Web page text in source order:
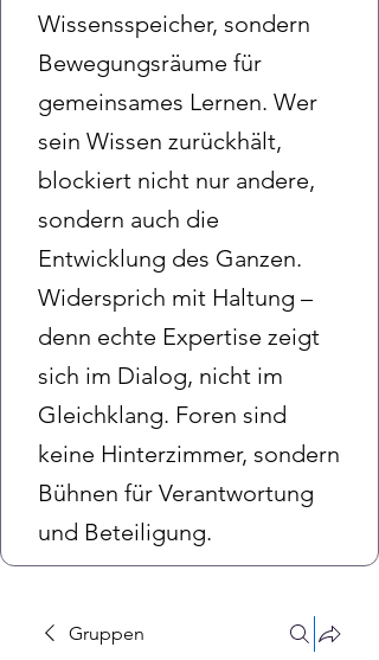
Wissensspeicher, sondern
Bewegungsräume für
gemeinsames Lernen. Wer
sein Wissen zurückhält,
blockiert nicht nur andere,
sondern auch die
Entwicklung des Ganzen.
Widersprich mit Haltung –
denn echte Expertise zeigt
sich im Dialog, nicht im
Gleichklang. Foren sind
keine Hinterzimmer, sondern
Bühnen für Verantwortung
und Beteiligung.
Gruppen